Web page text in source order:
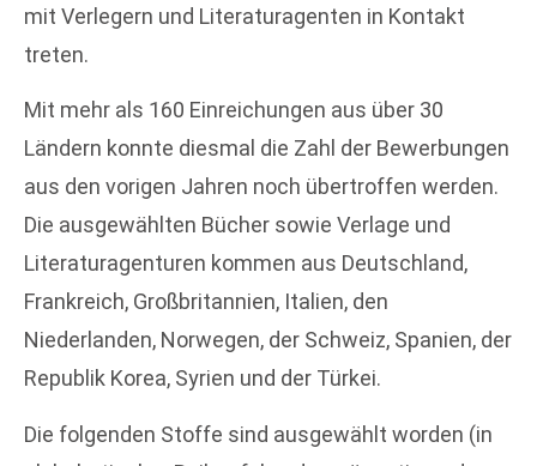
mit Verlegern und Literaturagenten in Kontakt
treten.
Mit mehr als 160 Einreichungen aus über 30
Ländern konnte diesmal die Zahl der Bewerbungen
aus den vorigen Jahren noch übertroffen werden.
Die ausgewählten Bücher sowie Verlage und
Literaturagenturen kommen aus Deutschland,
Frankreich, Großbritannien, Italien, den
Niederlanden, Norwegen, der Schweiz, Spanien, der
Republik Korea, Syrien und der Türkei.
Die folgenden Stoffe sind ausgewählt worden (in